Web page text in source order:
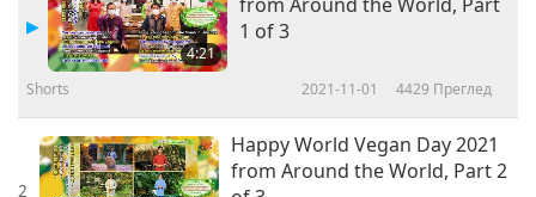
4:21
1 of 3
Shorts 2021-11-01 4429 Преглед
2
Happy World Vegan Day 2021
from Around the World, Part 2